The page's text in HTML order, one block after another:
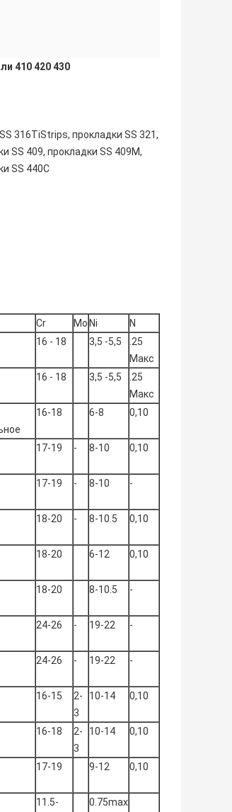
410 420 430
316TiStrips, прокладки SS 321,
SS 409, прокладки SS 409M,
SS 440C
Cr Mo Ni
N
16 - 18 3,5 -5,5
.25
Макс
16 - 18 3,5 -5,5
.25
Макс
16-18 6-8 0,10
17-19 - 8-10 0,10
17-19 - 8-10 -
18-20 - 8-10.5 0,10
18-20 6-12 0,10
18-20 8-10.5 -
24-26 - 19-22 -
24-26 - 19-22 -
16-15
2-
3
10-14 0,10
16-18
2-
3
10-14 0,10
17-19 9-12 0,10
11.5-
0.75max